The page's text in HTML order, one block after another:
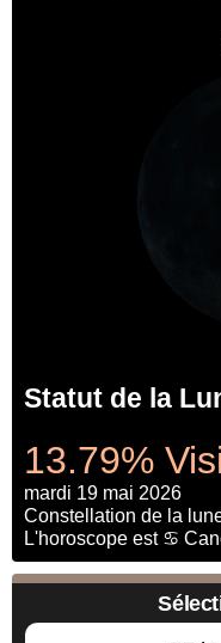
Statut de la
13.79%
mardi 19 mai 2026
Constellation de la
L'horoscope est ♋